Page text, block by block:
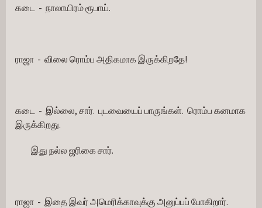
கடை  -  நாலாயிரம் ரூபாய்.
ராஜா  -  விலை ரொம்ப அதிகமாக இருக்கிறதே!
கடை  -  இல்லை, சார்.  புடவையைப் பாருங்கள்.  ரொம்ப கனமாக
இருக்கிறது.
இது நல்ல ஜரிகை சார்.
ராஜா  -  இதை இவர் அமெரிக்காவுக்கு அனுப்பப் போகிறார்.